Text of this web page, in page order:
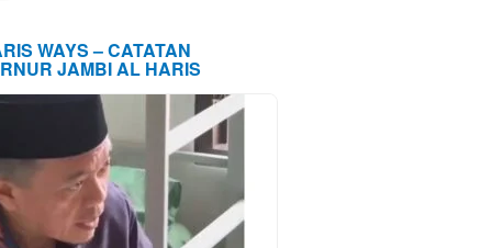
WAYS – CATATAN
JAMBI AL HARIS